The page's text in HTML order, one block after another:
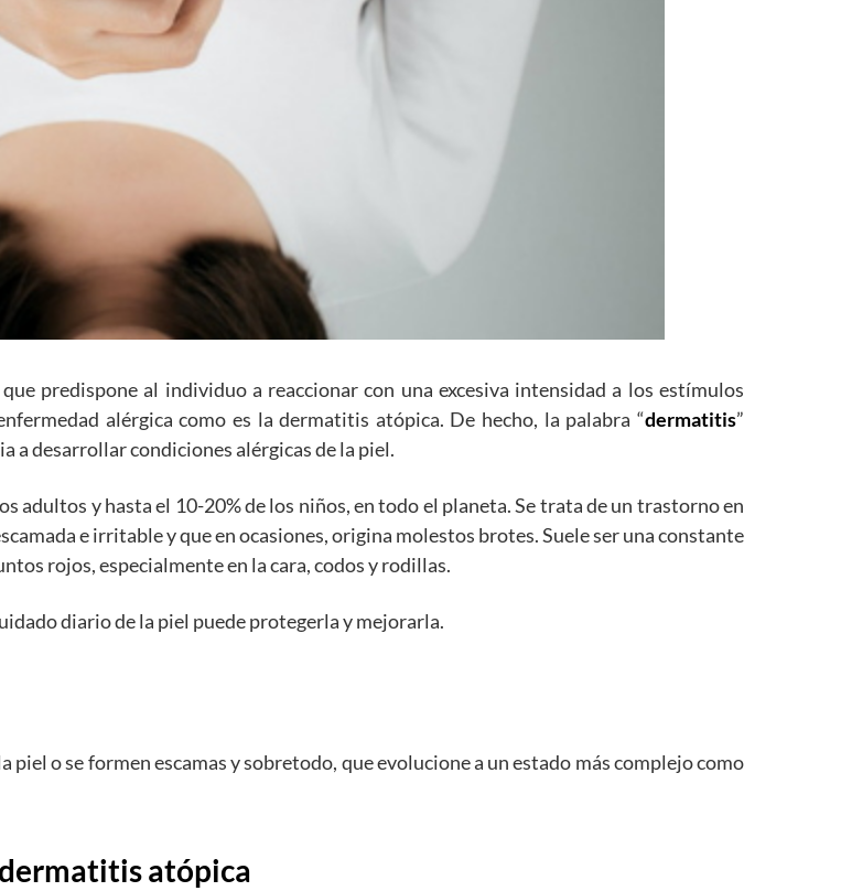
predispone al individuo a reaccionar con una excesiva intensidad a los estímulos
alérgica como es la dermatitis atópica. De hecho, la palabra “dermatitis”
a desarrollar condiciones alérgicas de la piel.
adultos y hasta el 10-20% de los niños, en todo el planeta. Se trata de un trastorno en
e irritable y que en ocasiones, origina molestos brotes. Suele ser una constante
rojos, especialmente en la cara, codos y rodillas.
diario de la piel puede protegerla y mejorarla.
o se formen escamas y sobretodo, que evolucione a un estado más complejo como
atópica